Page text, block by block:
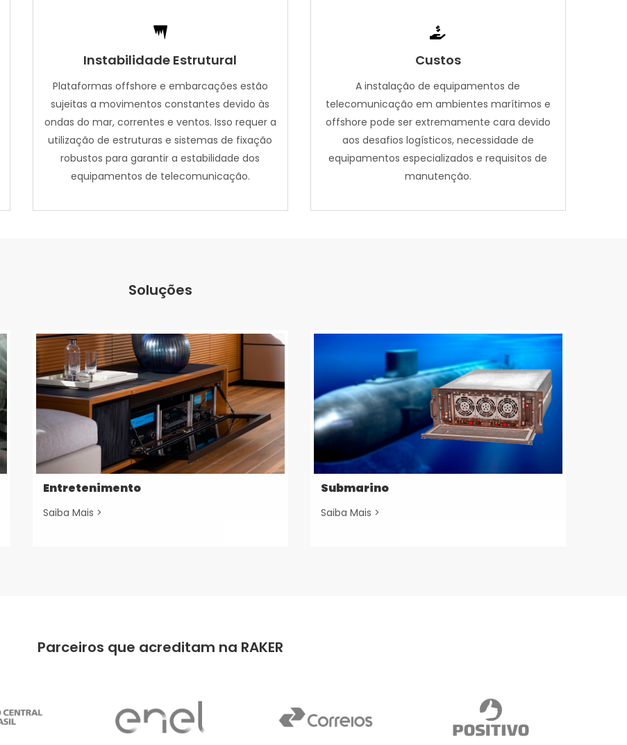
Instabilidade Estrutural
Plataformas offshore e embarcações estão
sujeitas a movimentos constantes devido às
ondas do mar, correntes e ventos. Isso requer a
utilização de estruturas e sistemas de fixação
robustos para garantir a estabilidade dos
equipamentos de telecomunicação.
Custos
A instalação de equipamentos de
telecomunicação em ambientes marítimos e
offshore pode ser extremamente cara devido
aos desafios logísticos, necessidade de
equipamentos especializados e requisitos de
manutenção.
Soluções
Entretenimento
Saiba Mais >
Submarino
Saiba Mais >
Parceiros que acreditam na RAKER